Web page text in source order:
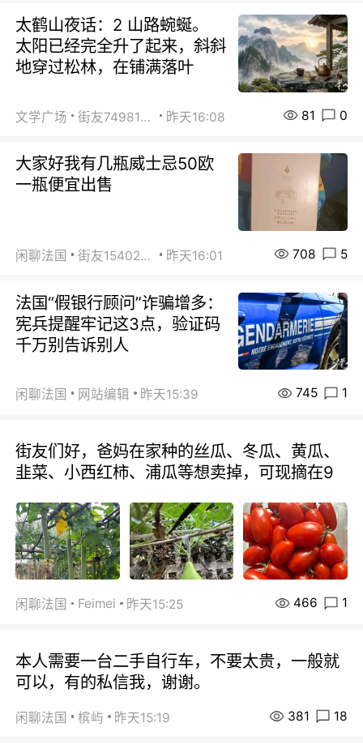
太鹤山夜话：2 山路蜿蜒。
太阳已经完全升了起来，斜斜
地穿过松林，在铺满落叶
文学广场 街友74981146 昨天16:08 81 0
大家好我有几瓶威士忌50欧
一瓶便宜出售
闲聊法国 街友15402223 昨天16:01 708 5
法国“假银行顾问”诈骗增多：
宪兵提醒牢记这3点，验证码
千万别告诉别人
闲聊法国 网站编辑 昨天15:39 745 1
街友们好，爸妈在家种的丝瓜、冬瓜、黄瓜、
韭菜、小西红柿、浦瓜等想卖掉，可现摘在9
闲聊法国 Feimei 昨天15:25 466 1
本人需要一台二手自行车，不要太贵，一般就
可以，有的私信我，谢谢。
闲聊法国 槟屿 昨天15:19 381 18